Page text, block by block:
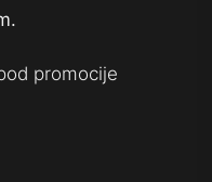
promocije